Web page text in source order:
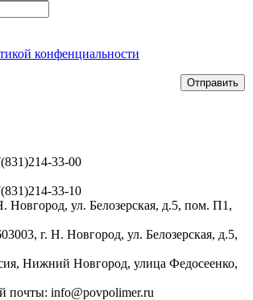
конфенциальности
Отправить
33-00
33-10
Новгород, ул. Белозерская, д.5, пом. П1,
г. Н. Новгород, ул. Белозерская, д.5,
Нижний Новгород, улица Федосеенко,
почты: info@povpolimer.ru